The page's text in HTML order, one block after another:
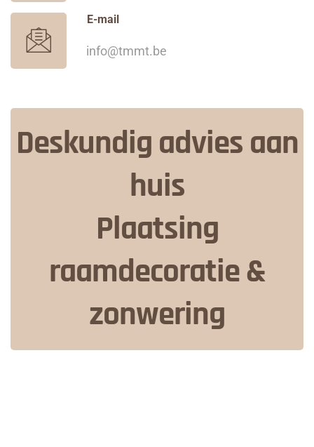
E-mail
info@tmmt.be
Deskundig advies aan
huis
Plaatsing
raamdecoratie &
zonwering